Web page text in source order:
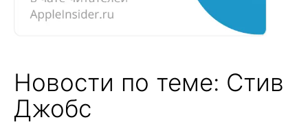
Новости по теме: Стив
Джобс